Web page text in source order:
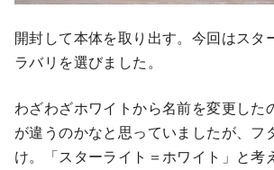
開封して本体を取り出す。今回はスタ
ラバリを選びました。
わざわざホワイトから名前を変更した
が違うのかなと思っていましたが、フ
け。「スターライト＝ホワイト」と考